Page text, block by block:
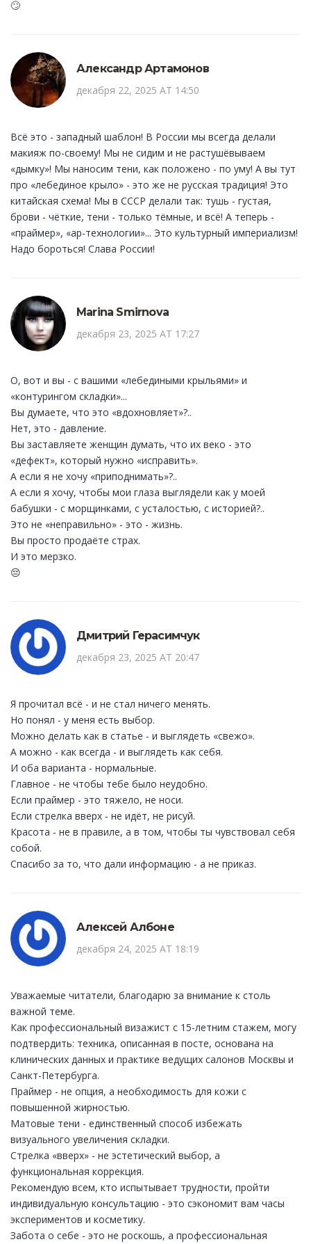
🙄
Александр Артамонов
декабря 22, 2025 AT 14:50
Всё это - западный шаблон! В России мы всегда делали
макияж по-своему! Мы не сидим и не растушёвываем
«дымку»! Мы наносим тени, как положено - по уму! А вы тут
про «лебединое крыло» - это же не русская традиция! Это
китайская схема! Мы в СССР делали так: тушь - густая,
брови - чёткие, тени - только тёмные, и всё! А теперь -
«праймер», «ар-технологии»... Это культурный империализм!
Надо бороться! Слава России!
Marina Smirnova
декабря 23, 2025 AT 17:27
О, вот и вы - с вашими «лебедиными крыльями» и
«контурингом складки»...
Вы думаете, что это «вдохновляет»?..
Нет, это - давление.
Вы заставляете женщин думать, что их веко - это
«дефект», который нужно «исправить».
А если я не хочу «приподнимать»?..
А если я хочу, чтобы мои глаза выглядели как у моей
бабушки - с морщинками, с усталостью, с историей?..
Это не «неправильно» - это - жизнь.
Вы просто продаёте страх.
И это мерзко.
😔
Дмитрий Герасимчук
декабря 23, 2025 AT 20:47
Я прочитал всё - и не стал ничего менять.
Но понял - у меня есть выбор.
Можно делать как в статье - и выглядеть «свежо».
А можно - как всегда - и выглядеть как себя.
И оба варианта - нормальные.
Главное - не чтобы тебе было неудобно.
Если праймер - это тяжело, не носи.
Если стрелка вверх - не идёт, не рисуй.
Красота - не в правиле, а в том, чтобы ты чувствовал себя
собой.
Спасибо за то, что дали информацию - а не приказ.
Алексей Албоне
декабря 24, 2025 AT 18:19
Уважаемые читатели, благодарю за внимание к столь
важной теме.
Как профессиональный визажист с 15-летним стажем, могу
подтвердить: техника, описанная в посте, основана на
клинических данных и практике ведущих салонов Москвы и
Санкт-Петербурга.
Праймер - не опция, а необходимость для кожи с
повышенной жирностью.
Матовые тени - единственный способ избежать
визуального увеличения складки.
Стрелка «вверх» - не эстетический выбор, а
функциональная коррекция.
Рекомендую всем, кто испытывает трудности, пройти
индивидуальную консультацию - это сэкономит вам часы
экспериментов и косметику.
Забота о себе - это не роскошь, а профессиональная